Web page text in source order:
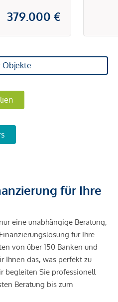
379.000 €
Objekte
für Ihre
eine unabhängige Beratung,
für Ihre
von über 150 Banken und
Ihnen das, was perfekt zu
begleiten Sie professionell
Beratung bis zum